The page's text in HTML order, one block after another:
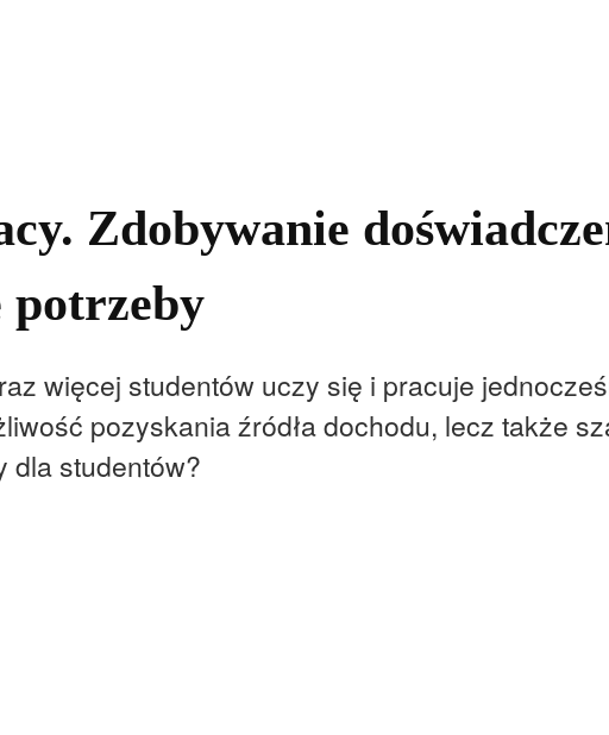
Zdobywanie
potrzeby
więcej studentów uczy się i pracuje
pozyskania źródła dochodu, lecz także
dla studentów?